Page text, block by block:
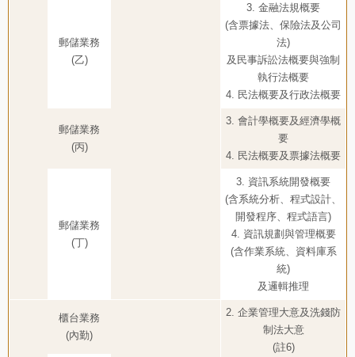
郵儲業務
(乙)
3. 金融法規概要
(含票據法、保險法及公司
法)
及民事訴訟法概要與強制
執行法概要
4. 民法概要及行政法概要
郵儲業務
(丙)
3. 會計學概要及經濟學概
要
4. 民法概要及票據法概要
郵儲業務
(丁)
3. 資訊系統開發概要
(含系統分析、程式設計、
開發程序、程式語言)
4. 資訊規劃與管理概要
(含作業系統、資料庫系
統)
及邏輯推理
櫃台業務
(內勤)
2. 企業管理大意及洗錢防
制法大意
(註6)